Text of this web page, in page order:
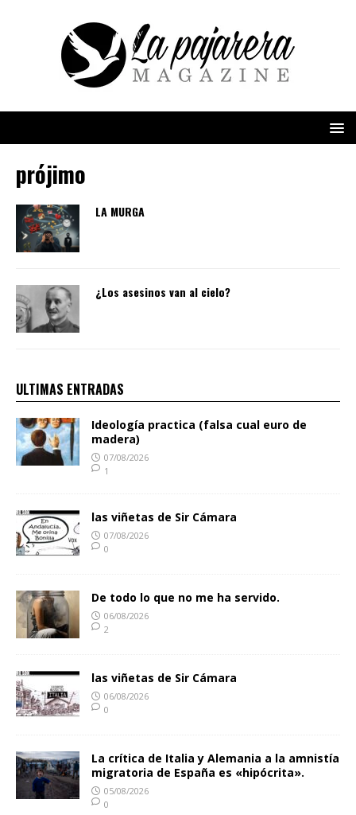
prójimo
LA MURGA
¿Los asesinos van al cielo?
ULTIMAS ENTRADAS
Ideología practica (falsa cual euro de
madera)
07/08/2026
1
las viñetas de Sir Cámara
07/08/2026
0
De todo lo que no me ha servido.
06/08/2026
2
las viñetas de Sir Cámara
06/08/2026
0
La crítica de Italia y Alemania a la amnistía
migratoria de España es «hipócrita».
05/08/2026
0